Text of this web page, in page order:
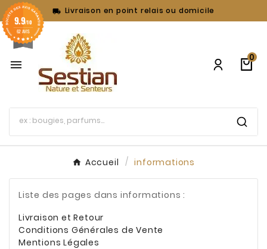
 Livraison en point relais ou domicile

0
Accueil informations
Liste des pages dans informations :
Livraison et Retour
Conditions Générales de Vente
Mentions Légales
9.9/10
62 AVIS